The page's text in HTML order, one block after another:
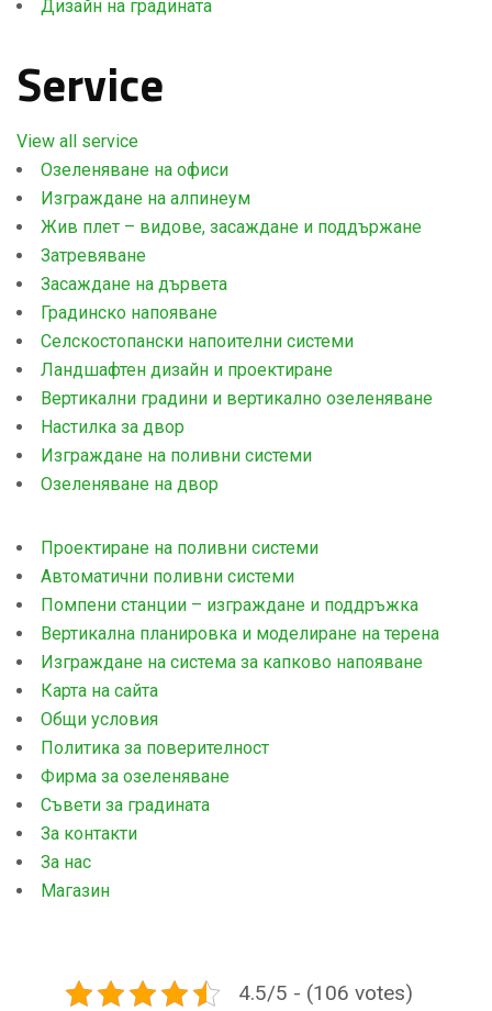
Дизайн на градината
Service
View all service
Озеленяване на офиси
Изграждане на алпинеум
Жив плет – видове, засаждане и поддържане
Затревяване
Засаждане на дървета
Градинско напояване
Селскостопански напоителни системи
Ландшафтен дизайн и проектиране
Вертикални градини и вертикално озеленяване
Настилка за двор
Изграждане на поливни системи
Озеленяване на двор
Проектиране на поливни системи
Автоматични поливни системи
Помпени станции – изграждане и поддръжка
Вертикална планировка и моделиране на терена
Изграждане на система за капково напояване
Карта на сайта
Общи условия
Политика за поверителност
Фирма за озеленяване
Съвети за градината
За контакти
За нас
Магазин
4.5/5 - (106 votes)